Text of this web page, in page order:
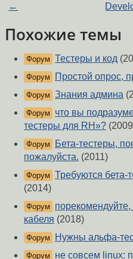
←
Похожие темы
Форум Тестеры и код
Форум Простой опрос,
Форум Знания админа
Форум
что вы
тестеры для RH»?
Форум
Бета-тестеры,
пожалуйста. (2011)
Форум Требуются бета-
(2014)
Форум
кабеля (2018)
Форум Нужны альфа-
Форум не совсем linux: